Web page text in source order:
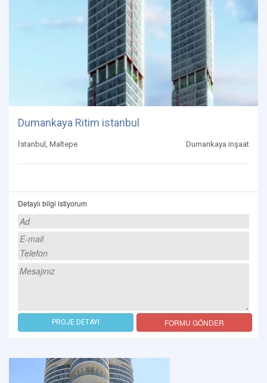
Dumankaya Ritim istanbul
İstanbul, Maltepe Dumankaya inşaat
Detaylı bilgi istiyorum
PROJE DETAYI FORMU GÖNDER